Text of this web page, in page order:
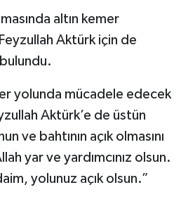
altın kemer
Aktürk için de
yolunda mücadele edecek
Aktürk’e de üstün
ve bahtının açık olmasını
yar ve yardımcınız olsun.
yolunuz açık olsun.”